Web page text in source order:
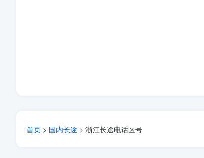
首页 > 国内长途 > 浙江长途电话区号